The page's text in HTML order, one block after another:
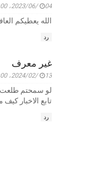
04‏/06‏/2023، 9:02:00 ص
الله يعطيكم
رد
غير معرف
13‏/02‏/2024، 8:36:00 م
لو سمحتم
تابع الاخبار
رد